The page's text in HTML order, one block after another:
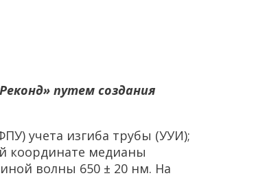
путем создания
учета изгиба трубы (УУИ);
координате медианы
волны 650 ± 20 нм. На